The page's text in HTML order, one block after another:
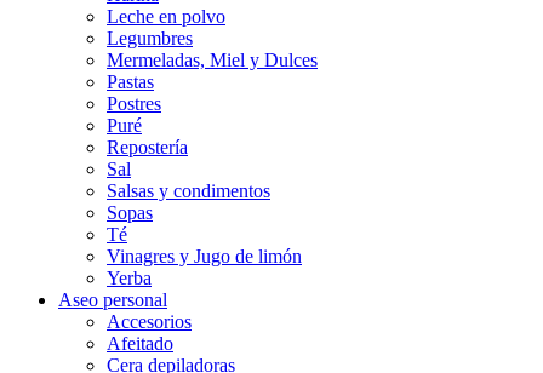
Leche en polvo
Legumbres
Mermeladas, Miel y Dulces
Pastas
Postres
Puré
Repostería
Sal
Salsas y condimentos
Sopas
Té
Vinagres y Jugo de limón
Yerba
Aseo personal
Accesorios
Afeitado
Cera depiladoras